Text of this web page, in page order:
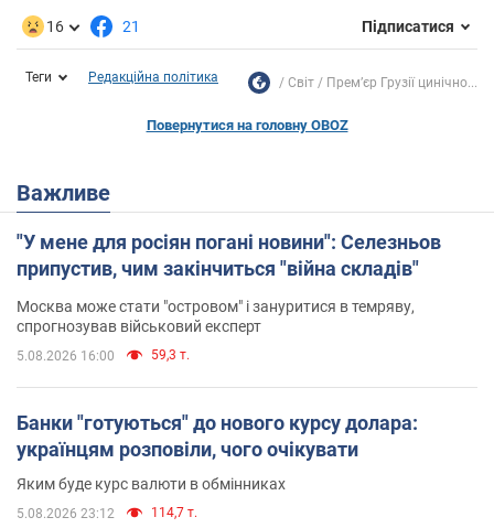
16 21 Підписатися
Теги Редакційна політика Світ Прем’єр Грузії цинічно...
Повернутися на головну OBOZ
Важливе
"У мене для росіян погані новини": Селезньов
припустив, чим закінчиться "війна складів"
Москва може стати "островом" і зануритися в темряву,
спрогнозував військовий експерт
5.08.2026 16:00 59,3 т.
Банки "готуються" до нового курсу долара:
українцям розповіли, чого очікувати
Яким буде курс валюти в обмінниках
5.08.2026 23:12 114,7 т.